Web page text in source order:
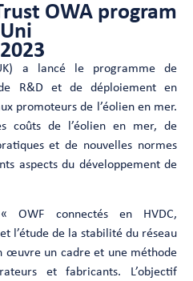
OWA program
a lancé le programme de
R&D et de déploiement en
promoteurs de l’éolien en mer.
coûts de l’éolien en mer, de
et de nouvelles normes
aspects du développement de
OWF connectés en HVDC,
l’étude de la stabilité du réseau
œuvre un cadre et une méthode
et fabricants. L’objectif